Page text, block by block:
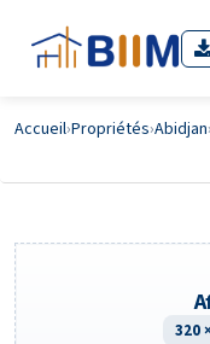
Accueil›Propriétés›Abidjan›
320